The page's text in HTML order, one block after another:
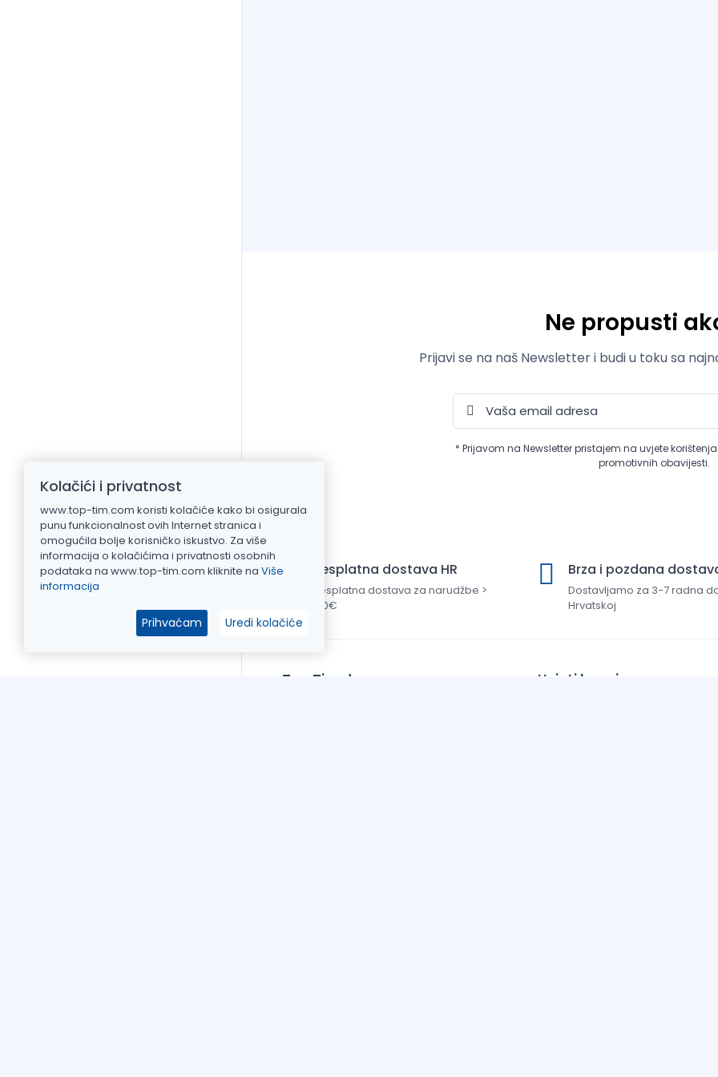
Ne propusti
Prijavi se na naš Newsletter i budi u toku sa
* Prijavom na Newsletter pristajem na uvjete
promotivnih obavijesti.
Besplatna dostava HR
Besplatna dostava za narudžbe >
150€
Brza i pozdana
Dostavljamo za 3-7 radna
Hrvatskoj
Top Tim d.o.o. Uvjeti kupnje
Kolačići i privatnost
www.top-tim.com koristi kolačiće kako bi osigurala
punu funkcionalnost ovih Internet stranica i
omogućila bolje korisničko iskustvo. Za više
informacija o kolačićima i privatnosti osobnih
podataka na www.top-tim.com kliknite na Više
informacija
Prihvaćam Uredi kolačiće